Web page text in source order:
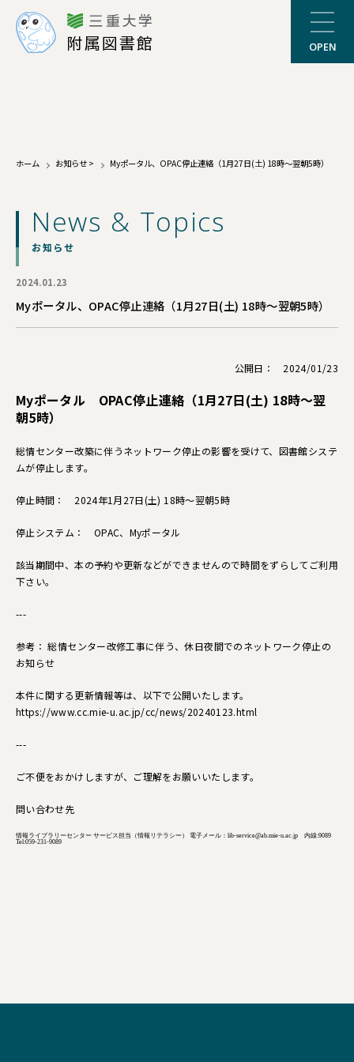
附属図書館 OPEN
ホーム お知らせ > Myポータル、OPAC停止連絡（1月27日(土) 18時～翌朝5時）
News & Topics
お知らせ
2024.01.23
Myポータル、OPAC停止連絡（1月27日(土) 18時～翌朝5時）
公開日： 2024/01/23
Myポータル OPAC停止連絡（1月27日(土) 18時～翌
朝5時）
総情センター改築に伴うネットワーク停止の影響を受けて、図書館システ
ムが停止します。
停止時間： 2024年1月27日(土) 18時～翌朝5時
停止システム： OPAC、Myポータル
該当期間中、本の予約や更新などができませんので時間をずらしてご利用
下さい。
---
参考： 総情センター改修工事に伴う、休日夜間でのネットワーク停止の
お知らせ
本件に関する更新情報等は、以下で公開いたします。
https://www.cc.mie-u.ac.jp/cc/news/20240123.html
---
ご不便をおかけしますが、ご理解をお願いいたします。
問い合わせ先
情報ライブラリーセンター サービス担当（情報リテラシー） 電子メール：lib-service@ab.mie-u.ac.jp 内線:9089
Tel:059-231-9089